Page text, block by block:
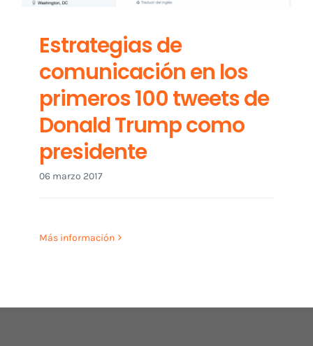
Estrategias de
comunicación en los
primeros 100 tweets de
Donald Trump como
presidente
06 marzo 2017
Más información